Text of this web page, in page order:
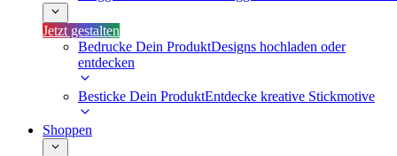
Jetzt gestalten
Bedrucke Dein ProduktDesigns hochladen oder
entdecken
Besticke Dein ProduktEntdecke kreative Stickmotive
Shoppen